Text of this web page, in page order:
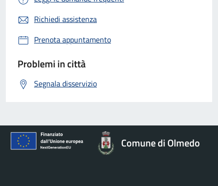
Richiedi assistenza
Prenota appuntamento
Problemi in città
Segnala disservizio
Comune di Olmedo